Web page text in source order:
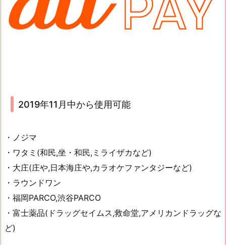
2019年11月中から使用可能
・ノジマ
・ワタミ(和民,坐・和民,ミライザカなど)
・大庄(庄や,日本海庄や,カラオケファンタジーなど)
・ラウンドワン
・福岡PARCO,渋谷PARCO
・富士薬品(ドラッグセイムス,救命堂,アメリカンドラッグな
ど)